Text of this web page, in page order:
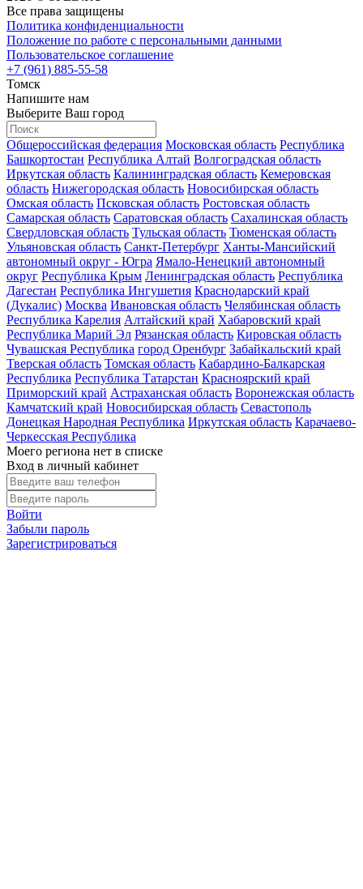
Все права защищены
Политика конфиденциальности
Положение по работе с персональными данными
Пользовательское соглашение
+7 (961) 885-55-58
Томск
Напишите нам
Выберите Ваш город
Общероссийская федерация Московская область Республика
Башкортостан Республика Алтай Волгоградская область
Иркутская область Калининградская область Кемеровская
область Нижегородская область Новосибирская область
Омская область Псковская область Ростовская область
Самарская область Саратовская область Сахалинская область
Свердловская область Тульская область Тюменская область
Ульяновская область Санкт-Петербург Ханты-Мансийский
автономный округ - Югра Ямало-Ненецкий автономный
округ Республика Крым Ленинградская область Республика
Дагестан Республика Ингушетия Краснодарский край
(Дукалис) Москва Ивановская область Челябинская область
Республика Карелия Алтайский край Хабаровский край
Республика Марий Эл Рязанская область Кировская область
Чувашская Республика город Оренбург Забайкальский край
Тверская область Томская область Кабардино-Балкарская
Республика Республика Татарстан Красноярский край
Приморский край Астраханская область Воронежская область
Камчатский край Новосибирская область Севастополь
Донецкая Народная Республика Иркутская область Карачаево-
Черкесская Республика
Моего региона нет в списке
Вход в личный кабинет
Войти
Забыли пароль
Зарегистрироваться